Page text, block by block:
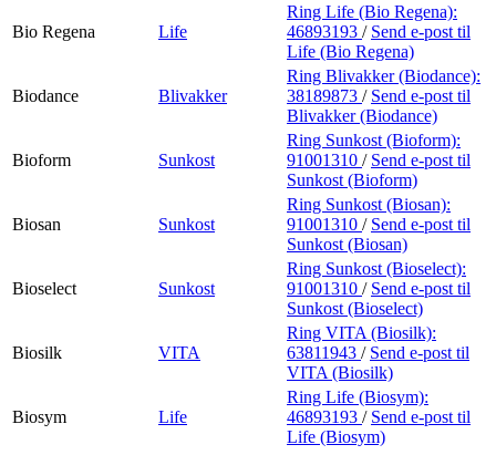
Bio Regena Life
Ring Life (Bio Regena):
46893193 / Send e-post til
Life (Bio Regena)
Biodance Blivakker
Ring Blivakker (Biodance):
38189873 / Send e-post til
Blivakker (Biodance)
Bioform Sunkost
Ring Sunkost (Bioform):
91001310 / Send e-post til
Sunkost (Bioform)
Biosan Sunkost
Ring Sunkost (Biosan):
91001310 / Send e-post til
Sunkost (Biosan)
Bioselect Sunkost
Ring Sunkost (Bioselect):
91001310 / Send e-post til
Sunkost (Bioselect)
Biosilk VITA
Ring VITA (Biosilk):
63811943 / Send e-post til
VITA (Biosilk)
Biosym Life
Ring Life (Biosym):
46893193 / Send e-post til
Life (Biosym)